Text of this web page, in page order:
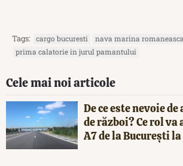
Tags: cargo bucuresti
nava marina romaneasca
prima calatorie in jurul pamantului
Cele mai noi articole
De ce este nevoie
de război? Ce rol
A7 de la București